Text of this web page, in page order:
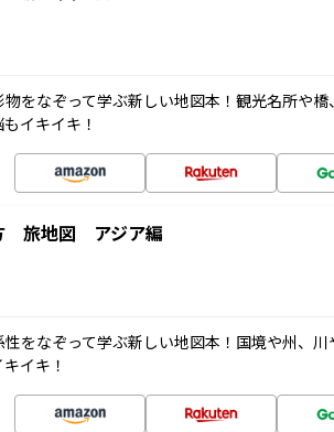
物をなぞって学ぶ新しい地図本！観光名所や
イキイキ！
旅地図 アジア編
をなぞって学ぶ新しい地図本！国境や州、
イキ！